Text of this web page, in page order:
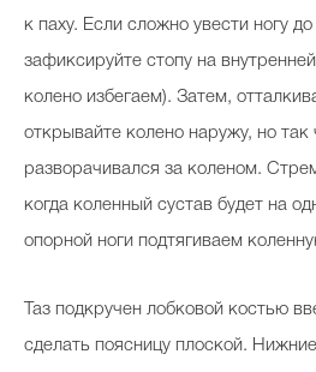
к паху. Если сложно увести ногу
зафиксируйте стопу на
колено избегаем). Затем,
открывайте колено наружу, но так
разворачивался за коленом.
когда коленный сустав будет на
опорной ноги подтягиваем
Таз подкручен лобковой костью
сделать поясницу плоской.